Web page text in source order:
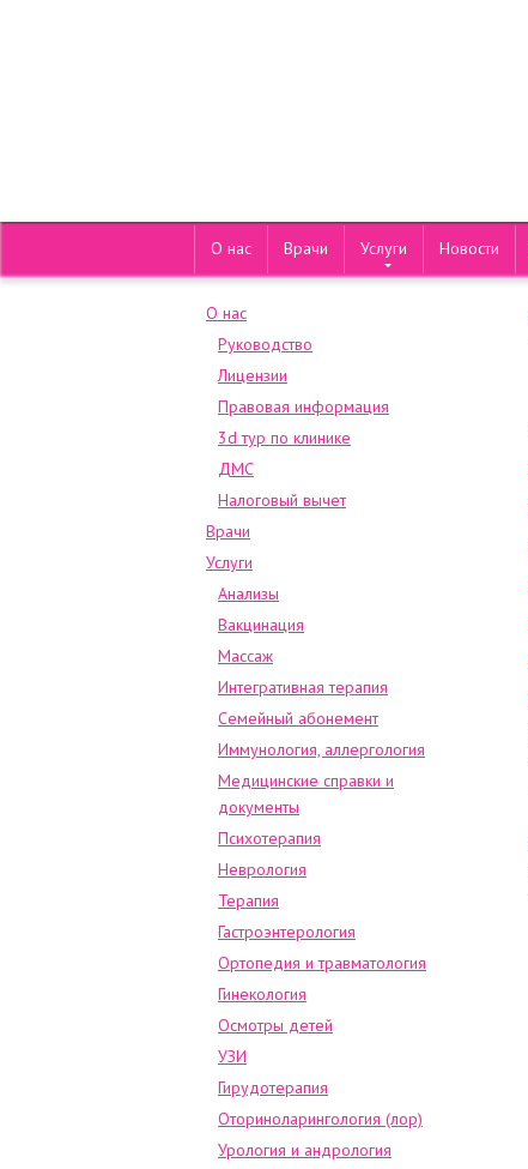
О нас
Врачи Услуги Новости
О нас
Руководство
Лицензии
Правовая информация
3d тур по клинике
ДМС
Налоговый вычет
Врачи
Услуги
Анализы
Вакцинация
Массаж
Интегративная терапия
Семейный абонемент
Иммунология, аллергология
Медицинские справки и
документы
Психотерапия
Неврология
Терапия
Гастроэнтерология
Ортопедия и травматология
Гинекология
Осмотры детей
УЗИ
Гирудотерапия
Оториноларингология (лор)
Урология и андрология